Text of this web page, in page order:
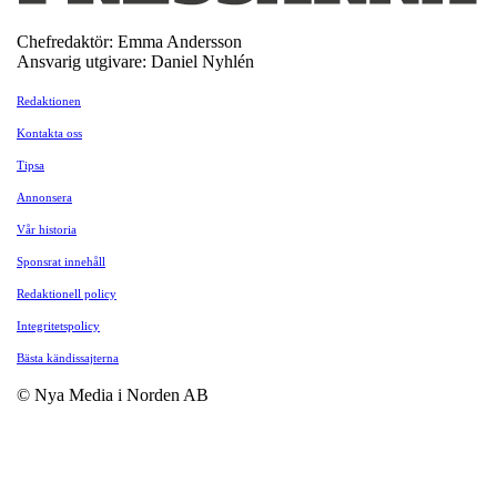
Chefredaktör: Emma Andersson
Ansvarig utgivare: Daniel Nyhlén
Redaktionen
Kontakta oss
Tipsa
Annonsera
Vår historia
Sponsrat innehåll
Redaktionell policy
Integritetspolicy
Bästa kändissajterna
© Nya Media i Norden AB